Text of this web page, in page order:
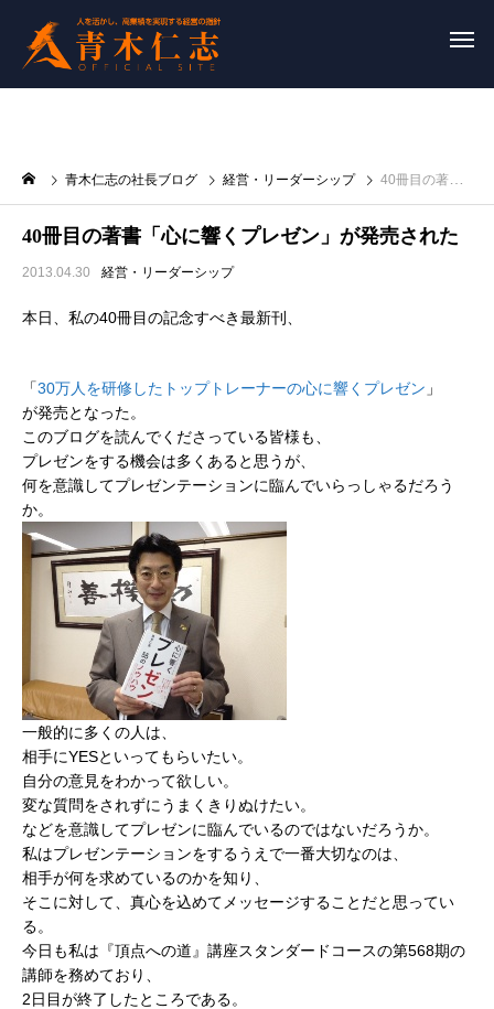
青木仁志の社長ブログ 経営・リーダーシップ 40冊目の著書「心に響くプレゼン」が発売された
40冊目の著書「心に響くプレゼン」が発売された
2013.04.30 経営・リーダーシップ
本日、私の40冊目の記念すべき最新刊、
「30万人を研修したトップトレーナーの心に響くプレゼン 」
が発売となった。
このブログを読んでくださっている皆様も、
プレゼンをする機会は多くあると思うが、
何を意識してプレゼンテーションに臨んでいらっしゃるだろう
か。
一般的に多くの人は、
相手にYESといってもらいたい。
自分の意見をわかって欲しい。
変な質問をされずにうまくきりぬけたい。
などを意識してプレゼンに臨んでいるのではないだろうか。
私はプレゼンテーションをするうえで一番大切なのは、
相手が何を求めているのかを知り、
そこに対して、真心を込めてメッセージすることだと思ってい
る。
今日も私は『頂点への道』講座スタンダードコースの第568期の
講師を務めており、
2日目が終了したところである。